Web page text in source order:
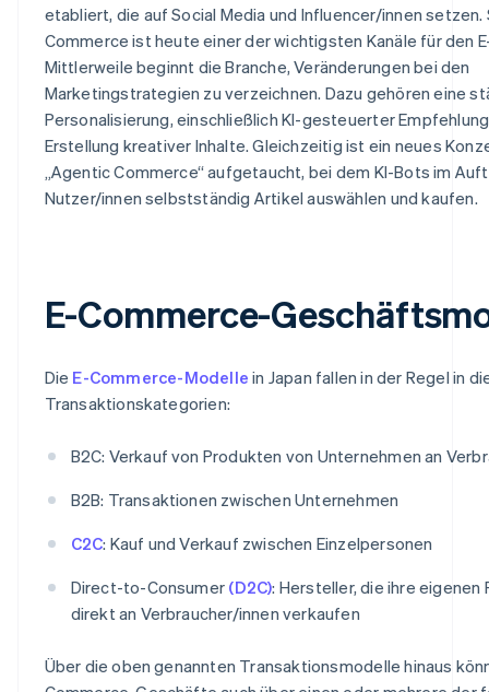
etabliert, die auf Social Media und Influencer/innen setzen.
Commerce ist heute einer der wichtigsten Kanäle für den
Mittlerweile beginnt die Branche, Veränderungen bei den
Marketingstrategien zu verzeichnen. Dazu gehören eine
Personalisierung, einschließlich KI-gesteuerter
Erstellung kreativer Inhalte. Gleichzeitig ist ein neues
„Agentic Commerce“ aufgetaucht, bei dem KI-Bots im
Nutzer/innen selbstständig Artikel auswählen und kaufen.
E-Commerce-
Die E-Commerce-Modelle in Japan fallen in der Regel in
Transaktionskategorien:
B2C: Verkauf von Produkten von Unternehmen an
B2B: Transaktionen zwischen Unternehmen
C2C: Kauf und Verkauf zwischen Einzelpersonen
Direct-to-Consumer (D2C): Hersteller, die ihre eigenen
direkt an Verbraucher/innen verkaufen
Über die oben genannten Transaktionsmodelle hinaus